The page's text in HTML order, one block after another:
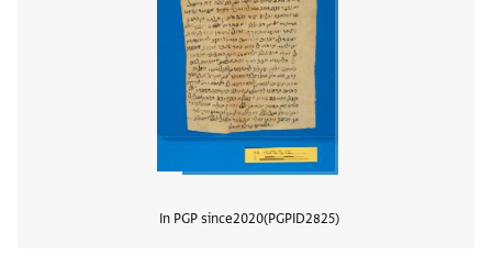
In PGP since2020 PGPID2825